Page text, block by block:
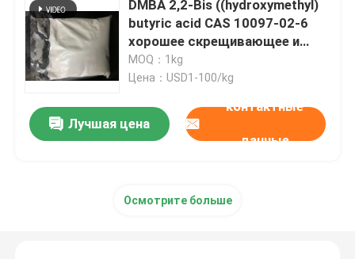
Особенные химикаты
DMBA 2,2-Bis ((hydroxymethyl)
butyric acid CAS 10097-02-6
хорошее скрещивающее и
гидрофильное средство или
используется для
высокомолекулярной
системы на основе воды
MOQ：1kg
Цена：USD1-100/kg
Лучшая цена
контактные
данные
Осмотрите больше